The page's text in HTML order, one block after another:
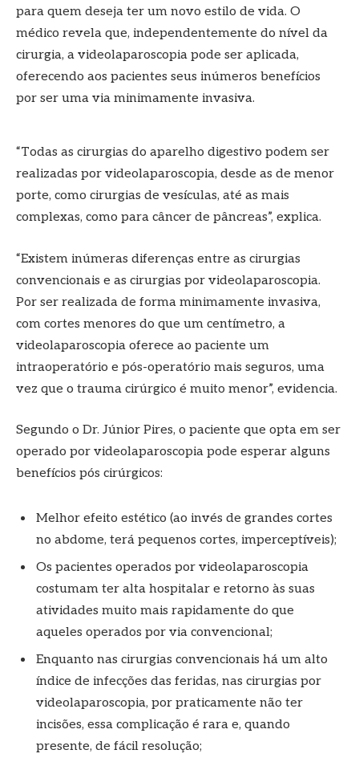
para quem deseja ter um novo estilo de vida. O
médico revela que, independentemente do nível da
cirurgia, a videolaparoscopia pode ser aplicada,
oferecendo aos pacientes seus inúmeros benefícios
por ser uma via minimamente invasiva.
“Todas as cirurgias do aparelho digestivo podem ser
realizadas por videolaparoscopia, desde as de menor
porte, como cirurgias de vesículas, até as mais
complexas, como para câncer de pâncreas”, explica.
“Existem inúmeras diferenças entre as cirurgias
convencionais e as cirurgias por videolaparoscopia.
Por ser realizada de forma minimamente invasiva,
com cortes menores do que um centímetro, a
videolaparoscopia oferece ao paciente um
intraoperatório e pós-operatório mais seguros, uma
vez que o trauma cirúrgico é muito menor”, evidencia.
Segundo o Dr. Júnior Pires, o paciente que opta em ser
operado por videolaparoscopia pode esperar alguns
benefícios pós cirúrgicos:
Melhor efeito estético (ao invés de grandes cortes
no abdome, terá pequenos cortes, imperceptíveis);
Os pacientes operados por videolaparoscopia
costumam ter alta hospitalar e retorno às suas
atividades muito mais rapidamente do que
aqueles operados por via convencional;
⁠Enquanto nas cirurgias convencionais há um alto
índice de infecções das feridas, nas cirurgias por
videolaparoscopia, por praticamente não ter
incisões, essa complicação é rara e, quando
presente, de fácil resolução;